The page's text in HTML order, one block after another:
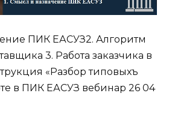
ПИК ЕАСУЗ2. Алгоритм
3. Работа заказчика в
«Разбор типовыхъ
в ПИК ЕАСУЗ вебинар 26 04